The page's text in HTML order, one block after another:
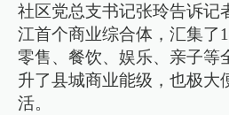
社区党总支书记张玲告诉记
江首个商业综合体，汇集了
零售、餐饮、娱乐、亲子等
升了县城商业能级，也极大
活。